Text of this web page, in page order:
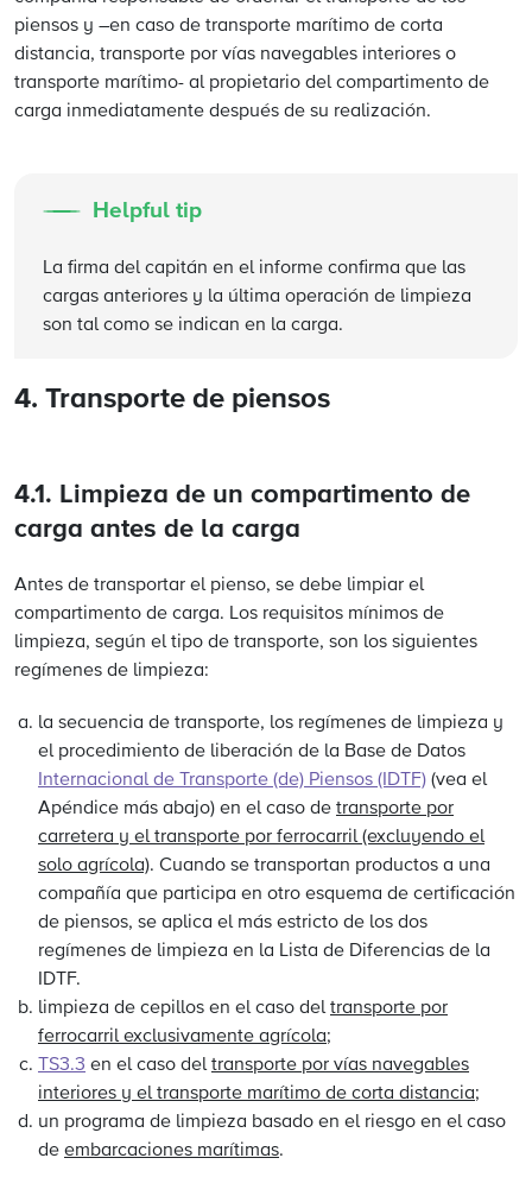
piensos y –en caso de transporte marítimo de corta
distancia, transporte por vías navegables interiores o
transporte marítimo- al propietario del compartimento de
carga inmediatamente después de su realización.
Helpful tip
La firma del capitán en el informe confirma que las
cargas anteriores y la última operación de limpieza
son tal como se indican en la carga.
4. Transporte de piensos
4.1. Limpieza de un compartimento de
carga antes de la carga
Antes de transportar el pienso, se debe limpiar el
compartimento de carga. Los requisitos mínimos de
limpieza, según el tipo de transporte, son los siguientes
regímenes de limpieza:
la secuencia de transporte, los regímenes de limpieza y
el procedimiento de liberación de la Base de Datos
Internacional de Transporte (de) Piensos (IDTF) (vea el
Apéndice más abajo) en el caso de transporte por
carretera y el transporte por ferrocarril (excluyendo el
solo agrícola). Cuando se transportan productos a una
compañía que participa en otro esquema de certificación
de piensos, se aplica el más estricto de los dos
regímenes de limpieza en la Lista de Diferencias de la
IDTF.
limpieza de cepillos en el caso deltransporte por
ferrocarril exclusivamente agrícola;
TS3.3 en el caso deltransporte por vías navegables
interiores y el transporte marítimo de corta distancia;
un programa de limpieza basado en el riesgo en el caso
de embarcaciones marítimas.